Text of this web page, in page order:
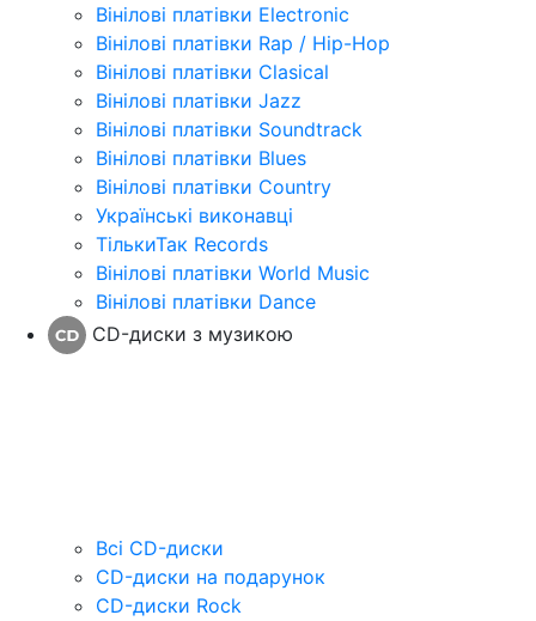
Вінілові платівки Electronic
Вінілові платівки Rap / Hip-Hop
Вінілові платівки Clasical
Вінілові платівки Jazz
Вінілові платівки Soundtrack
Вінілові платівки Blues
Вінілові платівки Country
Українські виконавці
ТількиТак Records
Вінілові платівки World Music
Вінілові платівки Dance
CD-диски з музикою
Всі CD-диски
CD-диски на подарунок
CD-диски Rock